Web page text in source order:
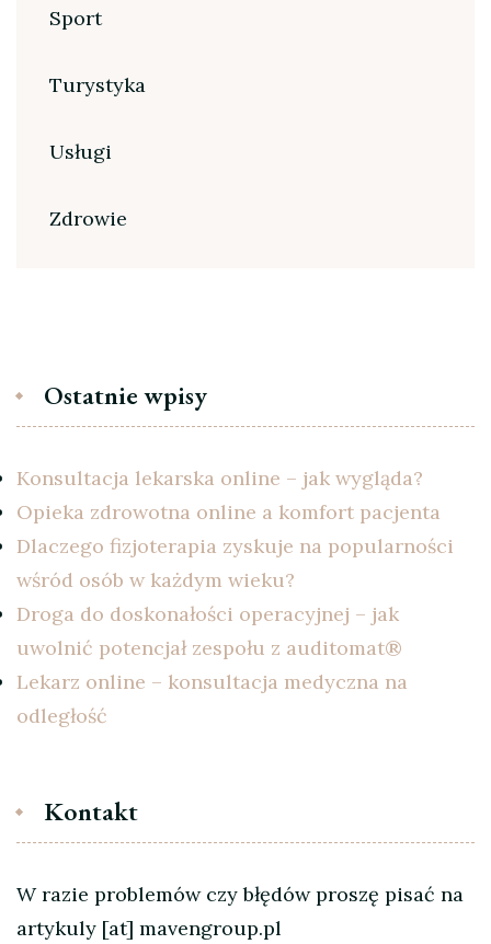
Sport
Turystyka
Usługi
Zdrowie
Ostatnie wpisy
Konsultacja lekarska online – jak wygląda?
Opieka zdrowotna online a komfort pacjenta
Dlaczego fizjoterapia zyskuje na popularności
wśród osób w każdym wieku?
Droga do doskonałości operacyjnej – jak
uwolnić potencjał zespołu z auditomat®
Lekarz online – konsultacja medyczna na
odległość
Kontakt
W razie problemów czy błędów proszę pisać na
artykuly [at] mavengroup.pl